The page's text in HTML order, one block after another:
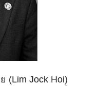
(Lim Jock Hoi)